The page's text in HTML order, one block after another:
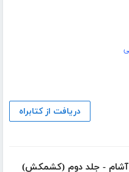
دریافت از کتابراه
آشام - جلد دوم (کشمکش)